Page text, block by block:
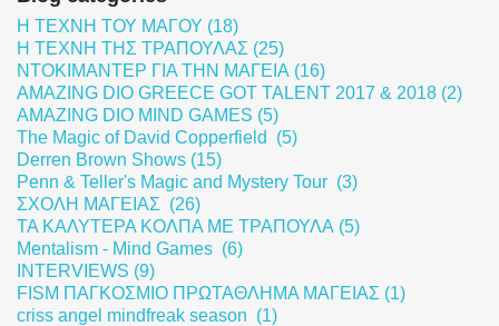
Η ΤΕΧΝΗ ΤΟΥ ΜΑΓΟΥ (18)
Η ΤΕΧΝΗ ΤΗΣ ΤΡΑΠΟΥΛΑΣ (25)
ΝΤΟΚΙΜΑΝΤΕΡ ΓΙΑ ΤΗΝ ΜΑΓΕΙΑ (16)
AMAZING DIO GREECE GOT TALENT 2017 & 2018 (2)
AMAZING DIO MIND GAMES (5)
The Magic of David Copperfield (5)
Derren Brown Shows (15)
Penn & Teller's Magic and Mystery Tour (3)
ΣΧΟΛΗ ΜΑΓΕΙΑΣ (26)
ΤΑ ΚΑΛΥΤΕΡΑ ΚΟΛΠΑ ΜΕ ΤΡΑΠΟΥΛΑ (5)
Mentalism - Mind Games (6)
INTERVIEWS (9)
FISM ΠΑΓΚΟΣΜΙΟ ΠΡΩΤΑΘΛΗΜΑ ΜΑΓΕΙΑΣ (1)
criss angel mindfreak season (1)